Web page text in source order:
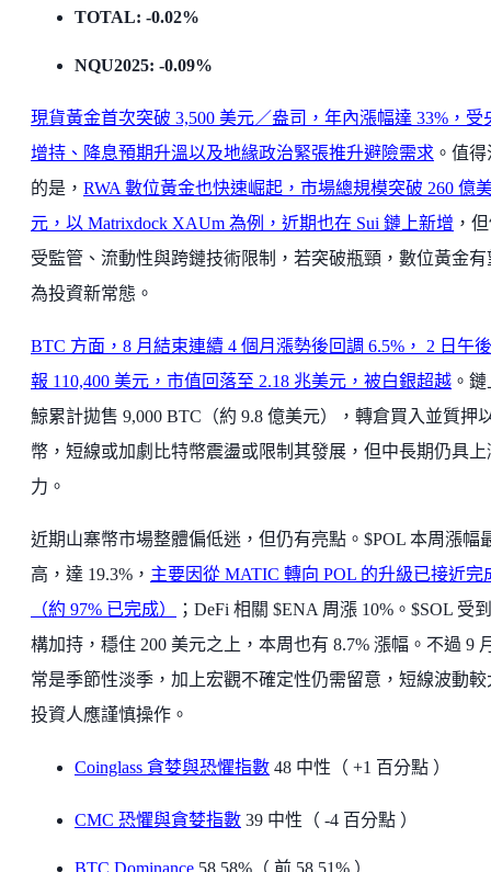
TOTAL: -0.02%
NQU2025: -0.09%
現貨黃金首次突破 3,500 美元／盎司，年內漲幅達 33%，受
增持、降息預期升溫以及地緣政治緊張推升避險需求 。值
的是， RWA 數位黃金也快速崛起，市場總規模突破 260 億
元，以 Matrixdock XAUm 為例，近期也在 Sui 鏈上新增 ，
受監管、流動性與跨鏈技術限制，若突破瓶頸，數位黃金有
為投資新常態。
BTC 方面，8 月結束連續 4 個月漲勢後回調 6.5%， 2 日午
報 110,400 美元，市值回落至 2.18 兆美元，被白銀超越 。
鯨累計拋售 9,000 BTC（約 9.8 億美元），轉倉買入並質押
幣，短線或加劇比特幣震盪或限制其發展，但中長期仍具上
力。
近期山寨幣市場整體偏低迷，但仍有亮點。$POL 本周漲幅
高，達 19.3%， 主要因從 MATIC 轉向 POL 的升級已接近完
（約 97% 已完成）
；DeFi 相關 $ENA 周漲 10%。$SOL 受
構加持，穩住 200 美元之上，本周也有 8.7% 漲幅。不過 9
常是季節性淡季，加上宏觀不確定性仍需留意，短線波動較
投資人應謹慎操作。
Coinglass 貪婪與恐懼指數 48 中性（ +1 百分點 ）
CMC 恐懼與貪婪指數 39 中性（ -4 百分點 ）